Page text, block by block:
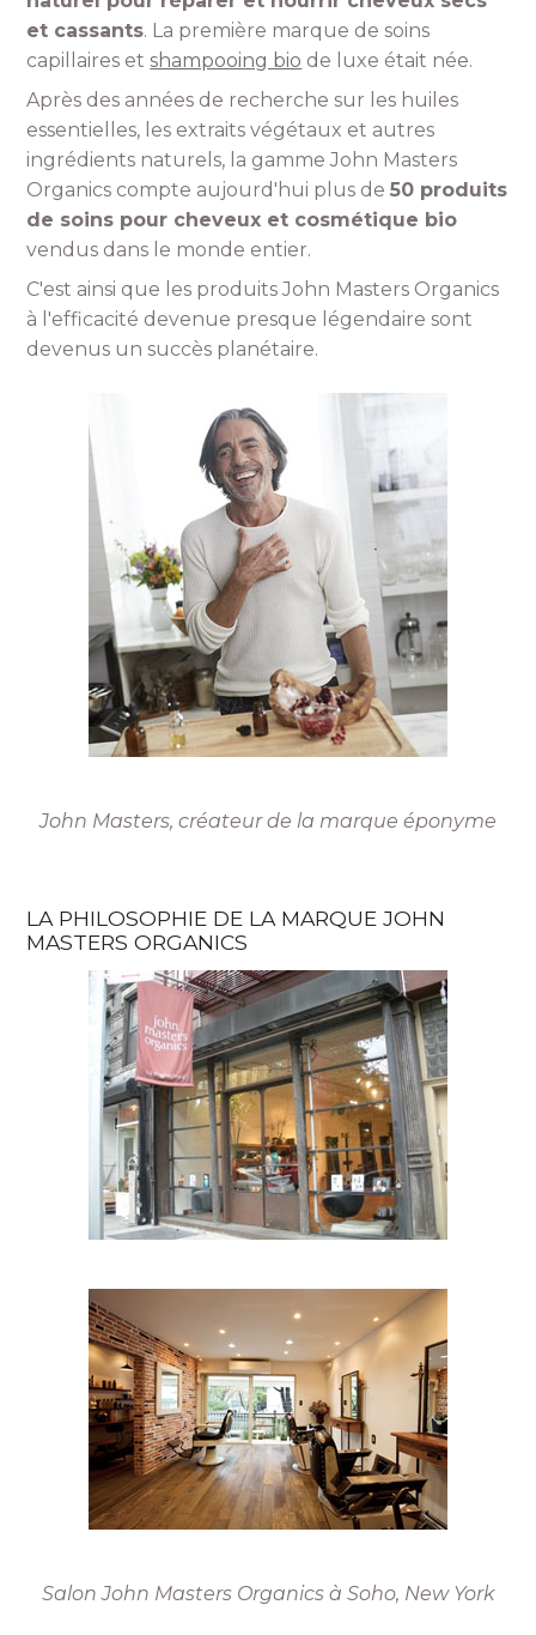
et cassants. La première marque de soins
capillaires etshampooing bio de luxe était née.
Après des années de recherche sur les huiles
essentielles, les extraits végétaux et autres
ingrédients naturels, la gamme John Masters
Organics compte aujourd'hui plus de50 produits
de soins pour cheveux et cosmétique bio
vendus dans le monde entier.
C'est ainsi que les produits John Masters Organics
à l'efficacité devenue presque légendaire sont
devenus un succès planétaire.
John Masters, créateur de la marque éponyme
LA PHILOSOPHIE DE LA MARQUE JOHN
MASTERS ORGANICS
Salon John Masters Organics à Soho, New York